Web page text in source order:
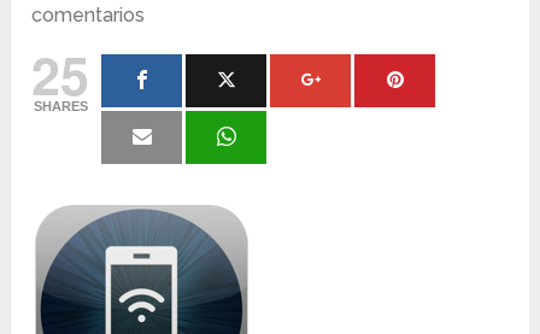
comentarios
25
SHARES